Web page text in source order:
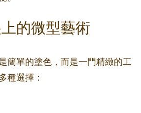
的微型藝術
簡單的塗色，而是一門精緻的工
種選擇：